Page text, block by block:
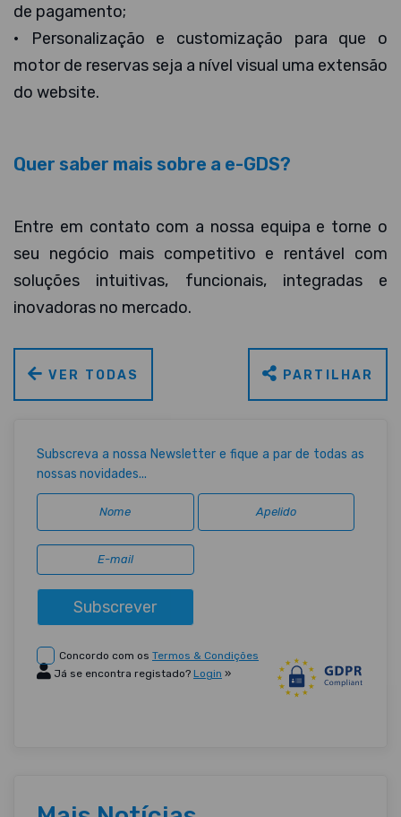
de pagamento;
• Personalização e customização para que o
motor de reservas seja a nível visual uma extensão
do website.
Quer saber mais sobre a e-GDS?
Entre em contato com a nossa equipa e torne o
seu negócio mais competitivo e rentável com
soluções intuitivas, funcionais, integradas e
inovadoras no mercado.
VER TODAS PARTILHAR
Subscreva a nossa Newsletter e fique a par de todas as
nossas novidades...
Subscrever
Concordo com os Termos & Condições
Já se encontra registado? Login »